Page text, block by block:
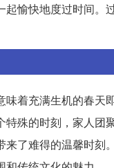
愉快地度过时间
着充满生机的春
殊的时刻，家人
了难得的温馨时刻